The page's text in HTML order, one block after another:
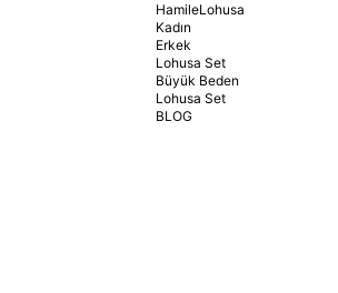
HamileLohusa
Kadın
Erkek
Lohusa Set
Büyük Beden
Lohusa Set
BLOG